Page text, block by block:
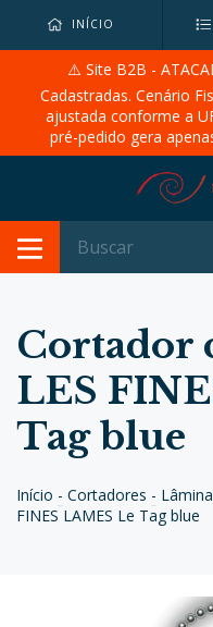
INÍCIO
⚠️ Site B2B -
Cadastradas. Cenário
ajustada conforme a
pré-pedido gera
Cortador
LES
Tag blue
Início - Cortadores -
FINES LAMES Le Tag blue